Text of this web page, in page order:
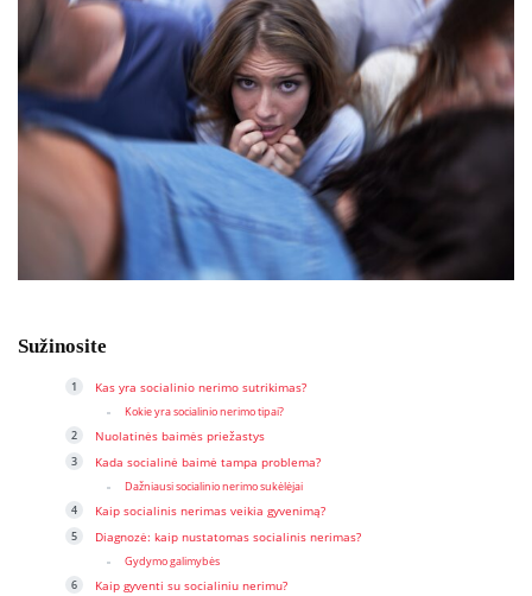
Sužinosite
Kas yra socialinio nerimo sutrikimas?
Kokie yra socialinio nerimo tipai?
Nuolatinės baimės priežastys
Kada socialinė baimė tampa problema?
Dažniausi socialinio nerimo sukėlėjai
Kaip socialinis nerimas veikia gyvenimą?
Diagnozė: kaip nustatomas socialinis nerimas?
Gydymo galimybės
Kaip gyventi su socialiniu nerimu?